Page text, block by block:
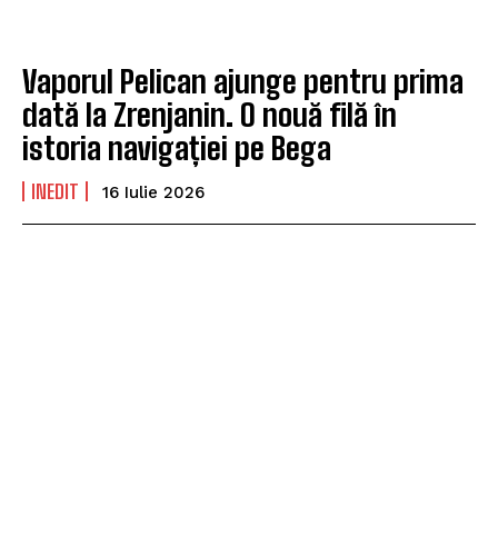
Vaporul Pelican ajunge pentru prima
dată la Zrenjanin. O nouă filă în
istoria navigației pe Bega
INEDIT 16 Iulie 2026